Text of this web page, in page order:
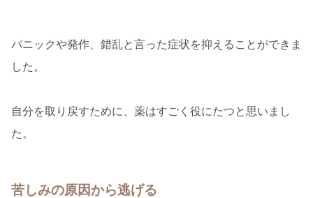
パニックや発作、錯乱と言った症状を抑えることができま
した。
自分を取り戻すために、薬はすごく役にたつと思いまし
た。
苦しみの原因から逃げる